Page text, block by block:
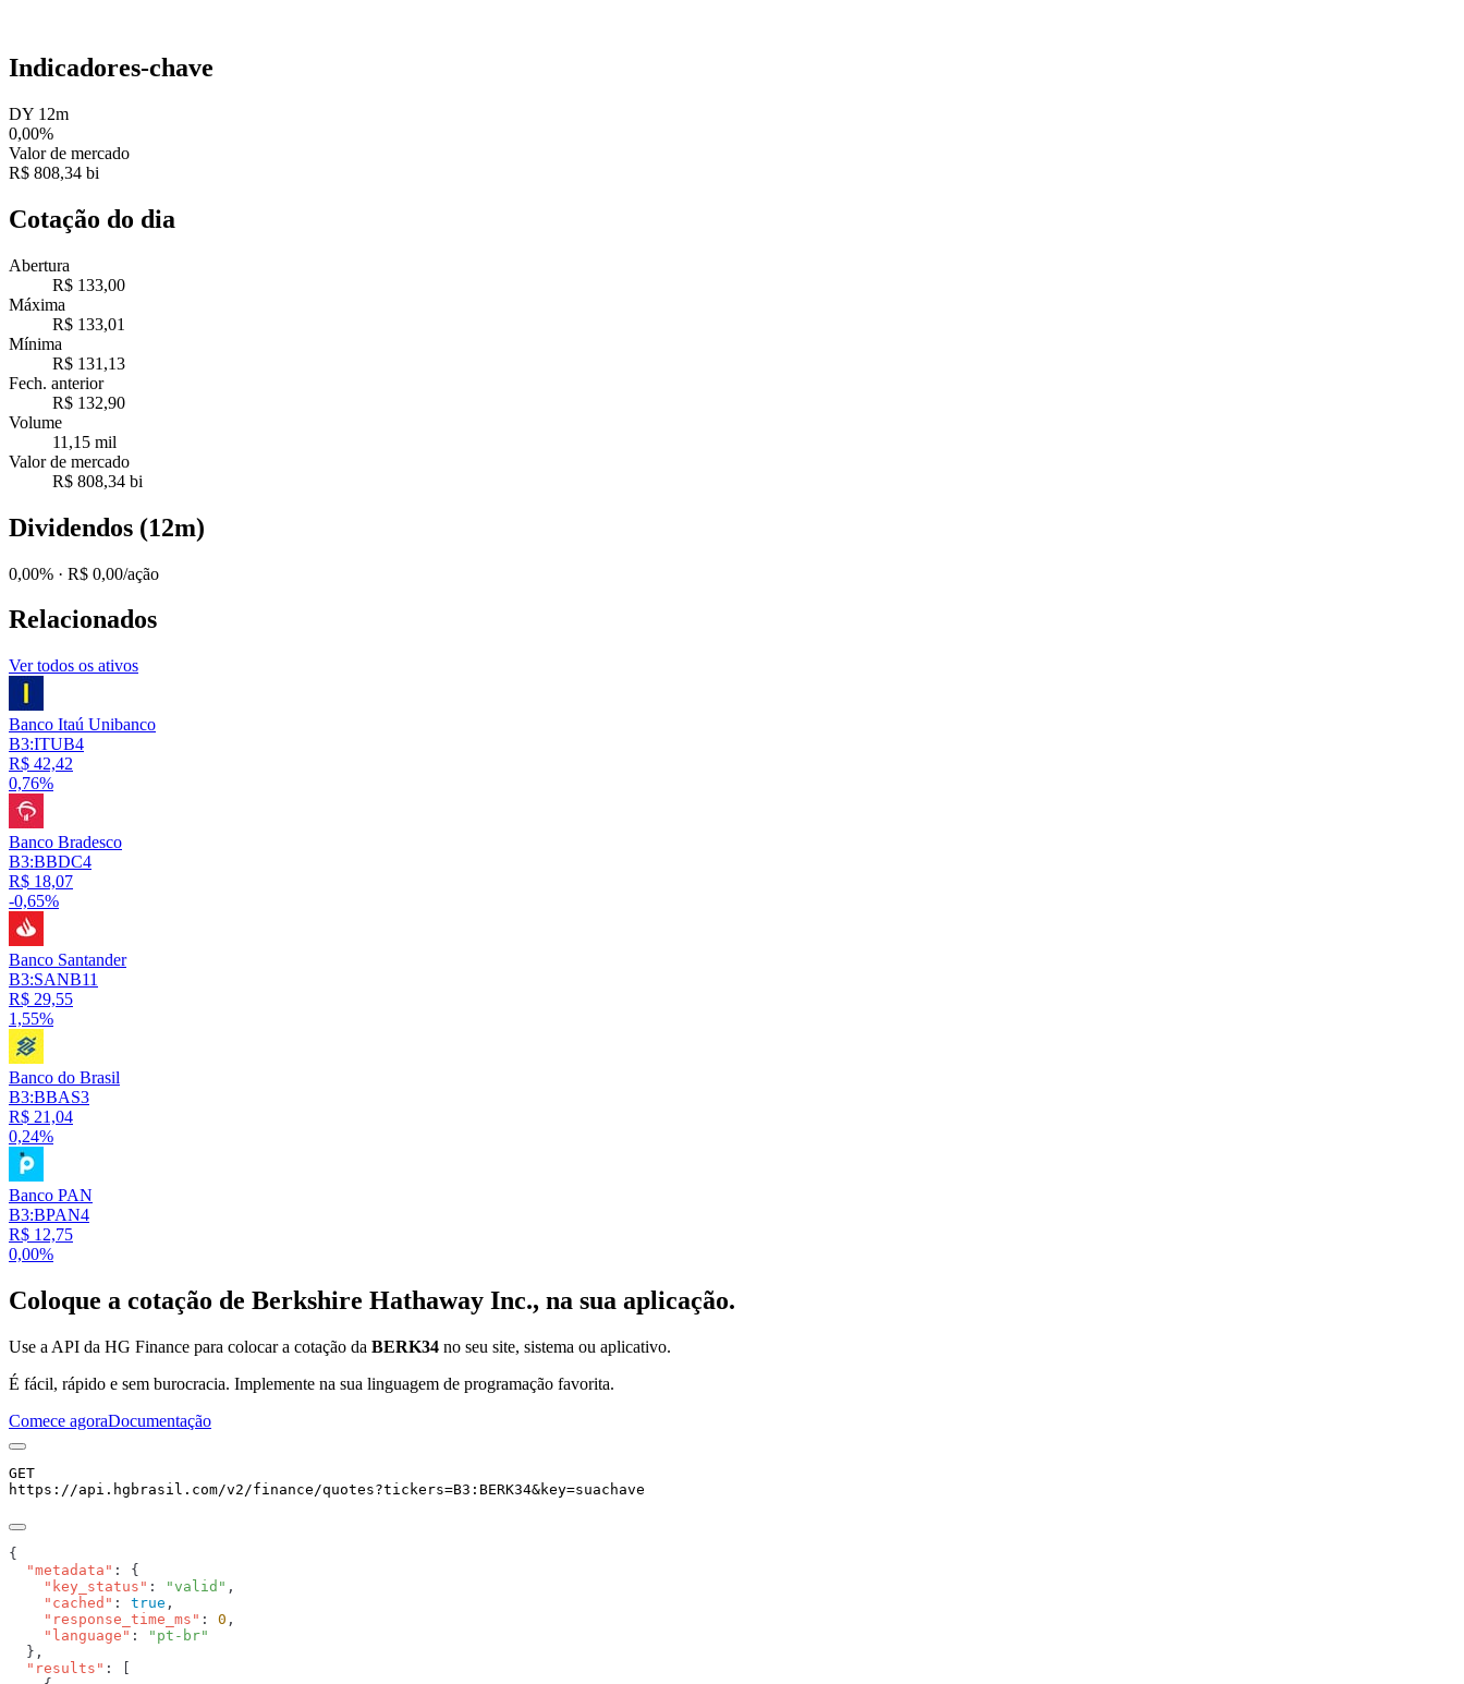
Indicadores-chave
DY 12m
0,00%
Valor de mercado
R$ 808,34 bi
Cotação do dia
Abertura
R$ 133,00
Máxima
R$ 133,01
Mínima
R$ 131,13
Fech. anterior
R$ 132,90
Volume
11,15 mil
Valor de mercado
R$ 808,34 bi
Dividendos (12m)
0,00% · R$ 0,00/ação
Relacionados
Ver todos os ativos
Banco Itaú Unibanco
B3:ITUB4
R$ 42,42
0,76%
Banco Bradesco
B3:BBDC4
R$ 18,07
-0,65%
Banco Santander
B3:SANB11
R$ 29,55
1,55%
Banco do Brasil
B3:BBAS3
R$ 21,04
0,24%
Banco PAN
B3:BPAN4
R$ 12,75
0,00%
Coloque a cotação de Berkshire Hathaway Inc., na sua aplicação.
Use a API da HG Finance para colocar a cotação da BERK34 no seu site, sistema ou aplicativo.
É fácil, rápido e sem burocracia. Implemente na sua linguagem de programação favorita.
Comece agoraDocumentação
GET
https://api.hgbrasil.com/v2/finance/quotes?tickers=B3:BERK34&key=suachave
  "metadata"
    "key_status"
: "valid"
    "cached"
: true
    "response_time_ms"
: 0
    "language"
:
  "results"